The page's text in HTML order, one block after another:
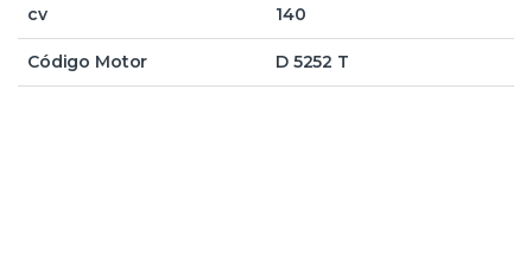
cv 140
Código Motor D 5252 T